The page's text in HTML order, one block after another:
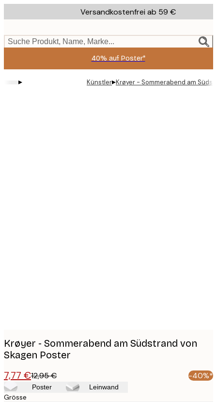
to
content.
Versandkostenfrei ab 59 €
Suche Produkt, Name, Marke...
40% auf Poster*
▸ Künstler▸Krøyer - Sommerabend am
Krøyer - Sommerabend am Südstrand von
Skagen Poster
7,77 €12,95 € -40%*
Poster Leinwand
Grösse